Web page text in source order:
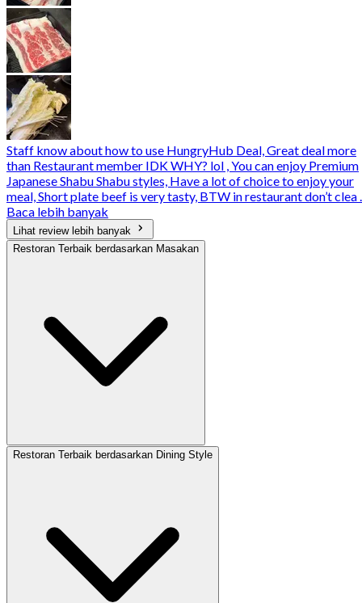
Staff know about how to use HungryHub Deal, Great deal more
than Restaurant member IDK WHY? lol , You can enjoy Premium
Japanese Shabu Shabu styles, Have a lot of choice to enjoy your
meal, Short plate beef is very tasty, BTW in restaurant don’t clea
Baca lebih banyak
Lihat review lebih banyak
Restoran Terbaik berdasarkan Masakan
Restoran Terbaik berdasarkan Dining Style